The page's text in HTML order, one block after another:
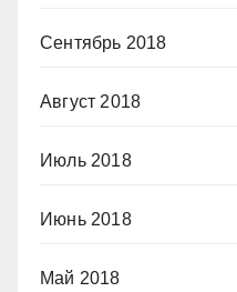
Сентябрь 2018
Август 2018
Июль 2018
Июнь 2018
Май 2018